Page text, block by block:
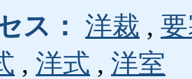
ス： 洋裁 ,
, 洋式 , 洋室